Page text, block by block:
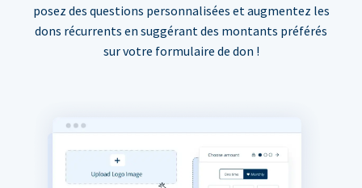
posez des questions personnalisées et augmentez les
dons récurrents en suggérant des montants préférés
sur votre formulaire de don !